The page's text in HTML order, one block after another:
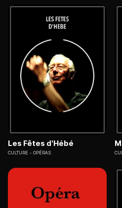
Les Fêtes d'Hébé
CULTURE OPÉRAS